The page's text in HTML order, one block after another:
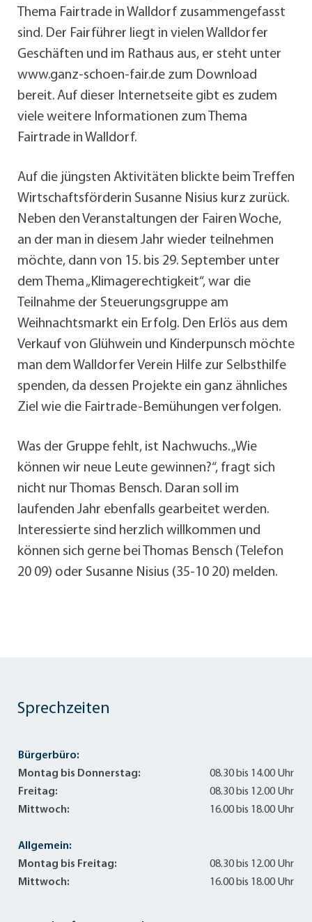
Thema Fairtrade in Walldorf zusammengefasst
sind. Der Fairführer liegt in vielen Walldorfer
Geschäften und im Rathaus aus, er steht unter
www.ganz-schoen-fair.de zum Download
bereit. Auf dieser Internetseite gibt es zudem
viele weitere Informationen zum Thema
Fairtrade in Walldorf.
Auf die jüngsten Aktivitäten blickte beim Treffen
Wirtschaftsförderin Susanne Nisius kurz zurück.
Neben den Veranstaltungen der Fairen Woche,
an der man in diesem Jahr wieder teilnehmen
möchte, dann von 15. bis 29. September unter
dem Thema „Klimagerechtigkeit“, war die
Teilnahme der Steuerungsgruppe am
Weihnachtsmarkt ein Erfolg. Den Erlös aus dem
Verkauf von Glühwein und Kinderpunsch möchte
man dem Walldorfer Verein Hilfe zur Selbsthilfe
spenden, da dessen Projekte ein ganz ähnliches
Ziel wie die Fairtrade-Bemühungen verfolgen.
Was der Gruppe fehlt, ist Nachwuchs. „Wie
können wir neue Leute gewinnen?“, fragt sich
nicht nur Thomas Bensch. Daran soll im
laufenden Jahr ebenfalls gearbeitet werden.
Interessierte sind herzlich willkommen und
können sich gerne bei Thomas Bensch (Telefon
20 09) oder Susanne Nisius (35-10 20) melden.
Sprechzeiten
Bürgerbüro:
Montag bis Donnerstag:
08.30 bis 14.00 Uhr
Freitag:
08.30 bis 12.00 Uhr
Mittwoch:
16.00 bis 18.00 Uhr
Allgemein:
Montag bis Freitag:
08.30 bis 12.00 Uhr
Mittwoch:
16.00 bis 18.00 Uhr